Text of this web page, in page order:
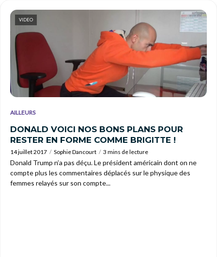
VIDEO
AILLEURS
DONALD VOICI NOS BONS PLANS POUR
RESTER EN FORME COMME BRIGITTE !
14 juillet 2017 Sophie Dancourt 3 mins de lecture
Donald Trump n’a pas déçu. Le président américain dont on ne
compte plus les commentaires déplacés sur le physique des
femmes relayés sur son compte...